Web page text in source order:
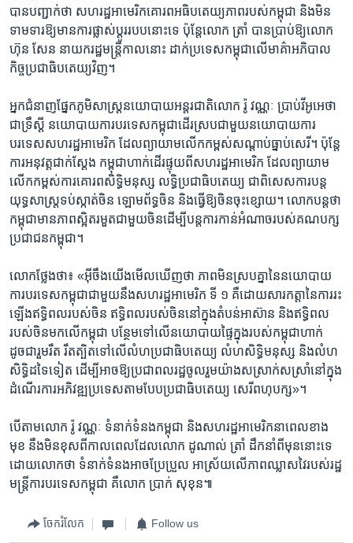
បាន​បញ្ជាក់​ថា​ សហ​រដ្ឋ​អាមេរិក​គោរព​អធិប​តេយ្យភាព​របស់​កម្ពុជា ​និង​មិន​
ទាមទារ​ឱ្យ​មាន​ការ​ផ្លាស់​ប្តូរ​របប​នោះ​ទេ ​ប៉ុន្តែ​លោក ​ត្រាំ​ បាន​ប្រាប់​ឱ្យ​លោក​
ហ៊ុន សែន​ នាយករដ្ឋមន្រ្តី​កាល​នោះ​ ដាក់​ប្រទេស​កម្ពុជា​លើ​មាគ៌ា​អភិបាល​
កិច្ច​ប្រជា​ធិបតេយ្យ​វិញ។
អ្នកជំនាញ​ផ្នែកភូមិសាស្ត្រ​នយោបាយ​អន្តរជាតិ​លោក​ រ៉ូ វណ្ណៈ ប្រាប់​វីអូអេ​ថា ​
ជា​ទ្រឹស្តី​ នយោបាយ​ការបរទេស​កម្ពុជា​ដើរ​ស្រប​ជាមួយ​នយោបាយ​ការ
បរទេស​សហរដ្ឋ​អាមេរិក​ ដែល​ព្យាយាម​លើក​កម្ពស់​សណ្តាប់​ធ្នាប់​សេរី​។​ ប៉ុន្តែ​
ការអនុវត្ត​ជាក់ស្តែង​ កម្ពុជា​ហាក់​ដើរ​ផ្ទុយ​ពី​សហរដ្ឋ​អាមេរិក​ ដែល​ព្យាយាម​
លើក​កម្ពស់​ការគោរ​ព​សិទ្ធិមនុស្ស​ លទ្ធិ​ប្រជាធិបតេយ្យ​ ជាពិសេស​ការបន្ត​
យុទ្ធសាស្ត្រ​ទប់ស្កាត់​ចិន​ ឡោម​ព័ទ្ធ​ចិន​ និង​ធ្វើ​ឱ្យចិន​ចុះខ្សោយ​។ លោក​បន្តថា
​កម្ពុជា​មាន​ភាពស្អិត​រមួត​ជាមួយ​ចិន​ដើម្បីបន្ត​ការកាន់​អំណាច​របស់​គណបក្ស​
ប្រជាជន​កម្ពុជា​។
លោក​ថ្លែង​ថា​៖ «​អ៊ីចឹង​យើងមើល​ឃើញថា​ ភាពមិន​ស្រប​គ្នា​នៃ​នយោ​បាយ
ការ​បរទេសក​ម្ពុជា​ជាមួយ​នឹង​សហរដ្ឋ​អាមេរិក​ ទី ១ ​គឺ​ដោយសារ​កត្តា​នៃ​ការរះ
ឡើង​ឥទ្ធិពល​របស់​ចិន​ ឥទ្ធិពល​របស់ចិន​នៅ​ក្នុង​តំបន់​អាស៊ាន​ និង​ឥទ្ធិពល​
របស់ចិន​មកលើកម្ពុជា បន្ថែម​ទៅលើ​នយោបាយ​ផ្ទៃក្នុង​របស់​កម្ពុជា​ហាក់
ដូចជា​រួមរឹត រឹតត្បិត​ទៅ​លើ​លំហ​ប្រជាធិបតេយ្យ​ លំហ​សិទ្ធិមនុស្ស​ និង​លំហ​
សិទ្ធិ​ដទៃ​ទៀត​ ដើម្បី​អាច​ឱ្យ​ប្រជា​ពល​រដ្ឋ​ចូលរួម​យ៉ាង​សស្រាក់​សស្រាំ​នៅ​ក្នុង​
ដំណើរ​ការអភិវឌ្ឍ​ប្រទេស​តាម​បែប​ប្រជាធិប​តេយ្យ​ សេរី​ពហុបក្ស​»។
បើ​តាម​លោក ​រ៉ូ វណ្ណៈ ទំនាក់ទំនង​កម្ពុជា ​និង​សហរដ្ឋ​អាមេរិក​នា​ពេល​ខាង
មុខ នឹង​មិន​ខុស​ពី​កាល​ពេល​ដែលលោក ​ដូណាល់ ត្រាំ ​ដឹក​នាំ​ពីមុន​នោះ​ទេ
ដោយ​លោកថា ​ទំនាក់ទំនង​អាច​ប្រែប្រួល​ អាស្រ័យ​លើ​ភាព​ឈ្លាស​វៃ​របស់​រដ្ឋ
មន្ត្រីការ​បរទេស​កម្ពុជា​ គឺលោក ​ប្រាក់​ សុខុន​៕
ចែករំលែក Follow us